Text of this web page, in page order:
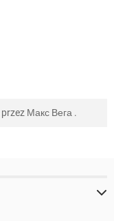
przez Макс Вега .